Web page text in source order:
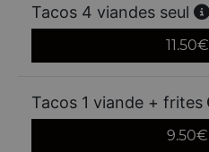
Tacos 4 viandes seul
11.50€
Tacos 1 viande + frites
9.50€